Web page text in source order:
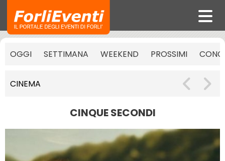
OGGI SETTIMANA WEEKEND PROSSIMI
CINEMA
CINQUE SECONDI